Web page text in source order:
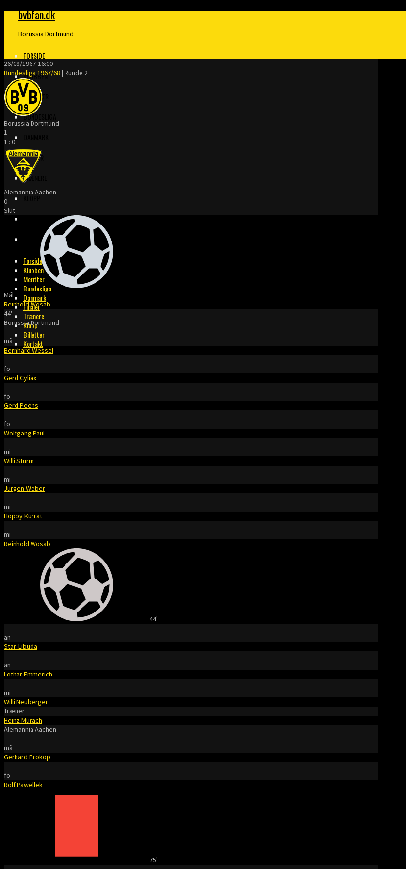
bvbfan.dk
Borussia Dortmund
FORSIDE
KLUBBEN
MERITTER
BUNDESLIGA
FINALER
TRÆNERE
KONTAKT
Forside
Klubben
Meritter
Bundesliga
Danmark
Finaler
Trænere
Klopp
Billetter
Kontakt
26/08/1967-16:00
Bundesliga 1967/68 | Runde 2
Borussia Dortmund
1
1 : 0
Alemannia Aachen
0
Slut
Mål
Reinhold Wosab
44'
Borussia Dortmund
må
Bernhard Wessel
fo
Gerd Cyliax
fo
Gerd Peehs
fo
Wolfgang Paul
mi
Willi Sturm
mi
Jürgen Weber
mi
Hoppy Kurrat
mi
Reinhold Wosab
44'
an
Stan Libuda
an
Lothar Emmerich
mi
Willi Neuberger
Træner
Heinz Murach
Alemannia Aachen
må
Gerhard Prokop
fo
Rolf Pawellek
75'